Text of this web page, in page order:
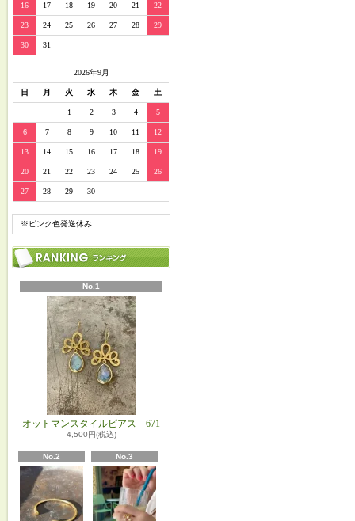
16 17 18 19 20 21 22
23 24 25 26 27 28 29
30 31
2026年9月
日 月 火 水 木 金 土
1 2 3 4 5
6 7 8 9 10 11 12
13 14 15 16 17 18 19
20 21 22 23 24 25 26
27 28 29 30
※ピンク色発送休み
No.1
オットマンスタイルピアス 671
4,500円(税込)
No.2 No.3